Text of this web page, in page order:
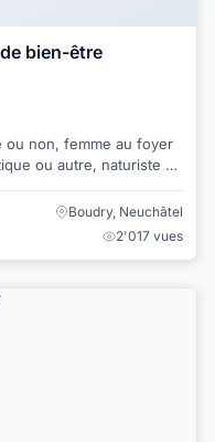
bien-être
ou non, femme au foyer
ou autre, naturiste et
Boudry, Neuchâtel
2'017 vues